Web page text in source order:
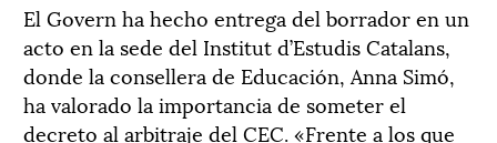
El Govern ha hecho entrega del borrador en un
acto en la sede del Institut d’Estudis Catalans,
donde la consellera de Educación, Anna Simó,
ha valorado la importancia de someter el
decreto al arbitraje del CEC. «Frente a los que